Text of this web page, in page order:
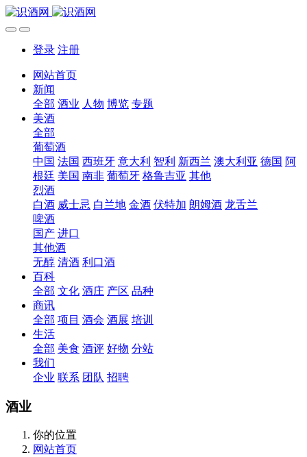
登录 注册
网站首页
新闻
全部 酒业 人物 博览 专题
美酒
全部
葡萄酒
中国 法国 西班牙 意大利 智利 新西兰 澳大利亚 德国 阿
根廷 美国 南非 葡萄牙 格鲁吉亚 其他
烈酒
白酒 威士忌 白兰地 金酒 伏特加 朗姆酒 龙舌兰
啤酒
国产 进口
其他酒
无醇 清酒 利口酒
百科
全部 文化 酒庄 产区 品种
商讯
全部 项目 酒会 酒展 培训
生活
全部 美食 酒评 好物 分站
我们
企业 联系 团队 招聘
酒业
你的位置
网站首页